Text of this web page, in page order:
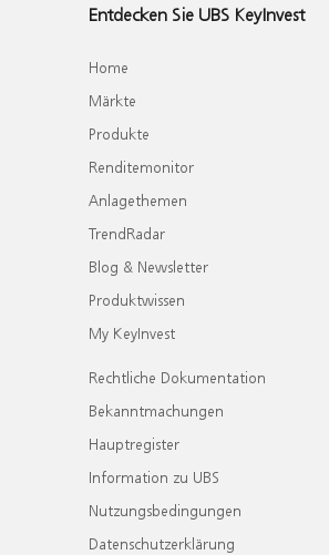
Entdecken Sie UBS KeyInvest
Home
Märkte
Produkte
Renditemonitor
Anlagethemen
TrendRadar
Blog & Newsletter
Produktwissen
My KeyInvest
Rechtliche Dokumentation
Bekanntmachungen
Hauptregister
Information zu UBS
Nutzungsbedingungen
Datenschutzerklärung